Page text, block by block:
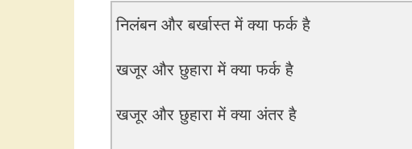
निलंबन और बर्खास्त में क्या फर्क है
खजूर और छुहारा में क्या फर्क है
खजूर और छुहारा में क्या अंतर है